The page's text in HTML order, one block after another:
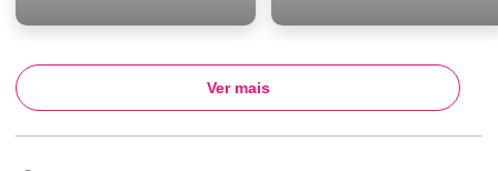
Ver mais